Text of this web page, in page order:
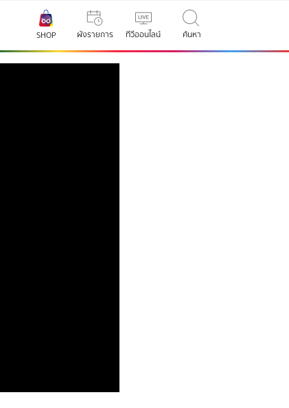
SHOP ผังรายการ ทีวีออนไลน์ ค้นหา